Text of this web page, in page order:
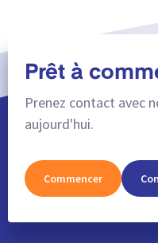
Prêt à
Prenez contact avec
aujourd'hui.
Commencer